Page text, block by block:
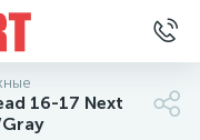
16-17 Next